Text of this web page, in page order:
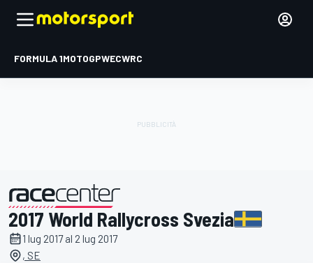
FORMULA 1MOTOGPWECWRC
presentato da
2017 World Rallycross Svezia
1 lug 2017 al 2 lug 2017
, SE